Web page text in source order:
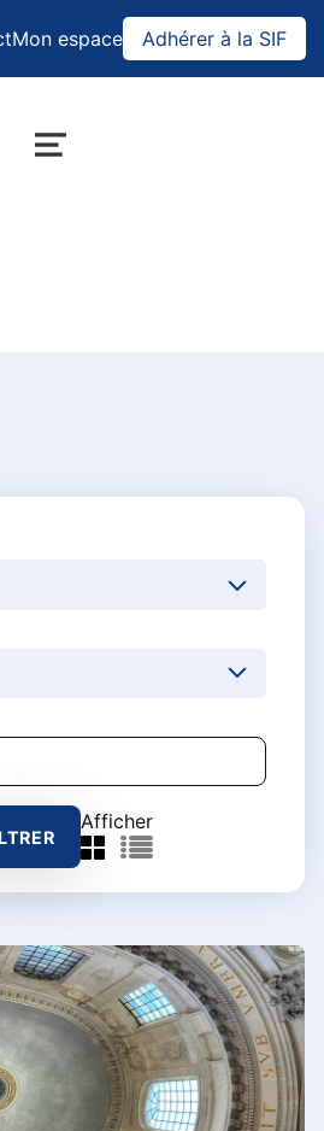
Mon espace Adhérer à la SIF
BASCULER LA BOÎTE DE DIALOGUE DU FORMULAIRE DE RECHERCHE
MENU
Afficher
GrilleListe